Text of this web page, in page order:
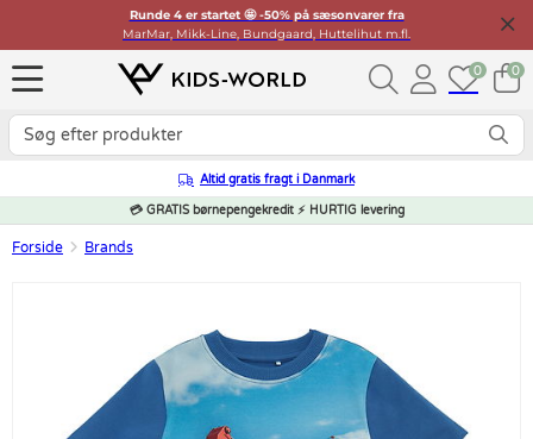
Runde 4 er startet 🤩 -50% på sæsonvarer fra
MarMar, Mikk-Line, Bundgaard, Huttelihut m.fl.
0 0
Altid gratis fragt i Danmark
💳 GRATIS børnepengekredit ⚡ HURTIG levering
Forside Brands